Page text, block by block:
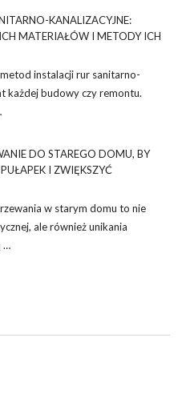
KANALIZACYJNE:
MATERIAŁÓW I METODY ICH
instalacji rur sanitarno-
każdej budowy czy remontu.
DO STAREGO DOMU, BY
I ZWIĘKSZYĆ
w starym domu to nie
ale również unikania
…